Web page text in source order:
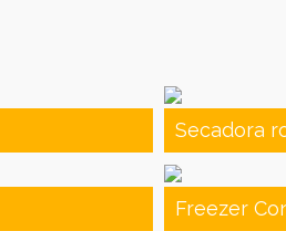
Secadora
Freezer